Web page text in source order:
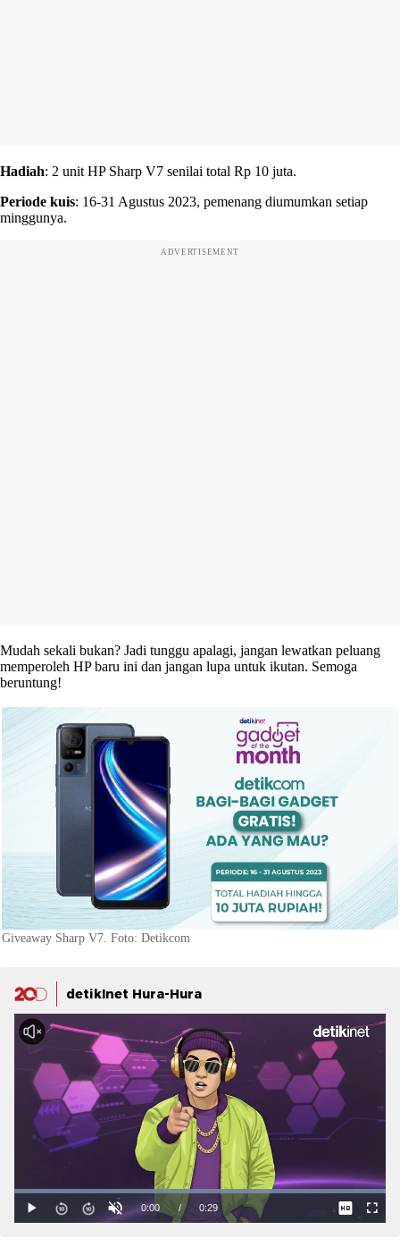
Hadiah: 2 unit HP Sharp V7 senilai total Rp 10 juta.
Periode kuis: 16-31 Agustus 2023, pemenang diumumkan setiap
minggunya.
ADVERTISEMENT
Mudah sekali bukan? Jadi tunggu apalagi, jangan lewatkan peluang
memperoleh HP baru ini dan jangan lupa untuk ikutan. Semoga
beruntung!
Giveaway Sharp V7. Foto: Detikcom
detikInet Hura-Hura